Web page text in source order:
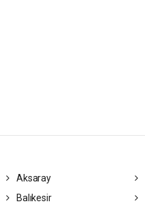
Aksaray
Balıkesir